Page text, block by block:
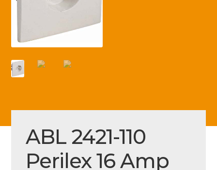
FAQ
Fout bij betaling
Installatieservice
Mijn account
ABL 2421-110
Perilex 16 Amp